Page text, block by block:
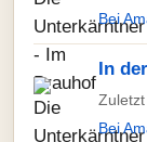
Bei
In
Bei